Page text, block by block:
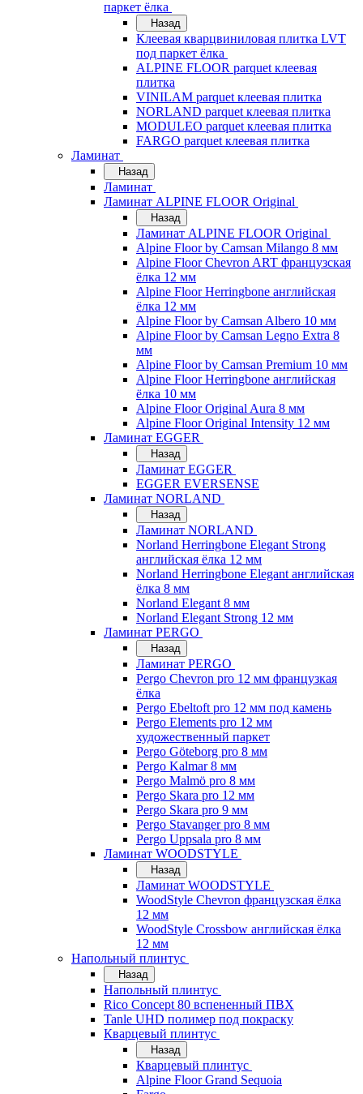
паркет ёлка
Назад
Клеевая кварцвиниловая плитка LVT
под паркет ёлка
ALPINE FLOOR parquet клеевая
плитка
VINILAM parquet клеевая плитка
NORLAND parquet клеевая плитка
MODULEO parquet клеевая плитка
FARGO parquet клеевая плитка
Ламинат
Назад
Ламинат
Ламинат ALPINE FLOOR Original
Назад
Ламинат ALPINE FLOOR Original
Alpine Floor by Camsan Milango 8 мм
Alpine Floor Chevron ART французская
ёлка 12 мм
Alpine Floor Herringbone английская
ёлка 12 мм
Alpine Floor by Camsan Albero 10 мм
Alpine Floor by Camsan Legno Extra 8
мм
Alpine Floor by Camsan Premium 10 мм
Alpine Floor Herringbone английская
ёлка 10 мм
Alpine Floor Original Aura 8 мм
Alpine Floor Original Intensity 12 мм
Ламинат EGGER
Назад
Ламинат EGGER
EGGER EVERSENSE
Ламинат NORLAND
Назад
Ламинат NORLAND
Norland Herringbone Elegant Strong
английская ёлка 12 мм
Norland Herringbone Elegant английская
ёлка 8 мм
Norland Elegant 8 мм
Norland Elegant Strong 12 мм
Ламинат PERGO
Назад
Ламинат PERGO
Pergo Chevron pro 12 мм французкая
ёлка
Pergo Ebeltoft pro 12 мм под камень
Pergo Elements pro 12 мм
художественный паркет
Pergo Göteborg pro 8 мм
Pergo Kalmar 8 мм
Pergo Malmö pro 8 мм
Pergo Skara pro 12 мм
Pergo Skara pro 9 мм
Pergo Stavanger pro 8 мм
Pergo Uppsala pro 8 мм
Ламинат WOODSTYLE
Назад
Ламинат WOODSTYLE
WoodStyle Chevron французская ёлка
12 мм
WoodStyle Crossbow английская ёлка
12 мм
Напольный плинтус
Назад
Напольный плинтус
Rico Concept 80 вспененный ПВХ
Tanle UHD полимер под покраску
Кварцевый плинтус
Назад
Кварцевый плинтус
Alpine Floor Grand Sequoia